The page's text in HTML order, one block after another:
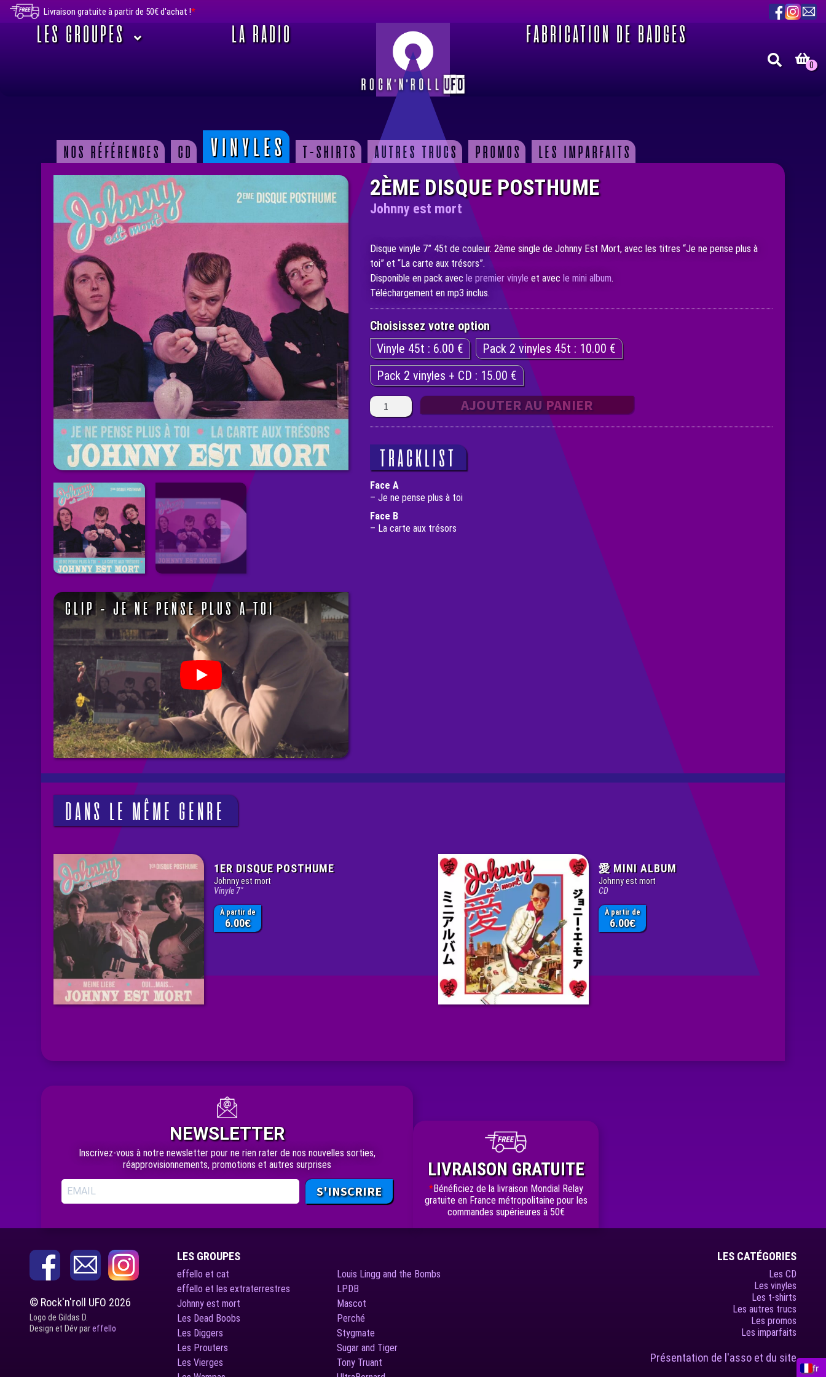
navigationnos références cd vinyles t-shirts autres trucs promos les imparfaits
Livraison gratuite à partir de 50€ d'achat !*
LES GROUPES LA RADIO FABRICATION DE BADGES
0
CLIP - JE NE PENSE PLUS À TOI
2ÈME DISQUE POSTHUME
Johnny est mort
Disque vinyle 7” 45t de couleur. 2ème single de Johnny Est Mort, avec les titres “Je ne pense plus à
toi” et “La carte aux trésors”.
Disponible en pack avec le premier vinyle et avec le mini album.
Téléchargement en mp3 inclus.
Choisissez votre option
Vinyle 45t : 6.00 €
Pack 2 vinyles 45t : 10.00 €
Pack 2 vinyles + CD : 15.00 €
quantité
de
2ème
posthume
AJOUTER AU PANIER
TRACKLIST
Face A
– Je ne pense plus à toi
Face B
– La carte aux trésors
DANS LE MÊME GENRE
1ER DISQUE POSTHUME
Johnny est mort
Vinyle 7"
À partir de
6.00€
愛 MINI ALBUM
Johnny est mort
CD
À partir de
6.00€
NEWSLETTER
Inscrivez-vous à notre newsletter pour ne rien rater de nos nouvelles sorties,
réapprovisionnements, promotions et autres surprises
S'INSCRIRE
LIVRAISON GRATUITE
*Bénéficiez de la livraison Mondial Relay
gratuite en France métropolitaine pour les
commandes supérieures à 50€
© Rock'n'roll UFO 2026
Logo de Gildas D.
Design et Dév pareffello
LES GROUPES
effello et cat
effello et les extraterrestres
Johnny est mort
Les Dead Boobs
Les Diggers
Les Prouters
Les Vierges
Louis Lingg and the Bombs
LPDB
Mascot
Perché
Stygmate
Sugar and Tiger
Tony Truant
LES CATÉGORIES
Les CD
Les vinyles
Les t-shirts
Les autres trucs
Les promos
Les imparfaits
Présentation de l'asso et du site
fr